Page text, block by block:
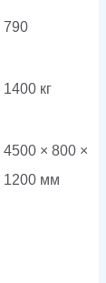
790
1400 кг
4500 × 800 ×
1200 мм